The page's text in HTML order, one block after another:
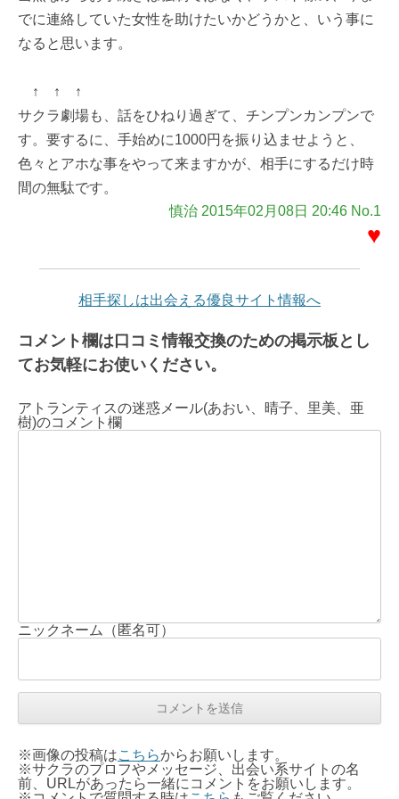
でに連絡していた女性を助けたいかどうかと、いう事に
なると思います。
↑ ↑ ↑
サクラ劇場も、話をひねり過ぎて、チンプンカンプンで
す。要するに、手始めに1000円を振り込ませようと、
色々とアホな事をやって来ますかが、相手にするだけ時
間の無駄です。
慎治 2015年02月08日 20:46 No.1
♥
相手探しは出会える優良サイト情報へ
コメント欄は口コミ情報交換のための掲示板とし
てお気軽にお使いください。
アトランティスの迷惑メール(あおい、晴子、里美、亜
樹)のコメント欄
ニックネーム（匿名可）
※画像の投稿はこちらからお願いします。
※サクラのプロフやメッセージ、出会い系サイトの名
前、URLがあったら一緒にコメントをお願いします。